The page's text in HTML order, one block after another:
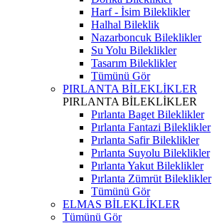
Harf - İsim Bileklikler
Halhal Bileklik
Nazarboncuk Bileklikler
Su Yolu Bileklikler
Tasarım Bileklikler
Tümünü Gör
PIRLANTA BİLEKLİKLER
PIRLANTA BİLEKLİKLER
Pırlanta Baget Bileklikler
Pırlanta Fantazi Bileklikler
Pırlanta Safir Bileklikler
Pırlanta Suyolu Bileklikler
Pırlanta Yakut Bileklikler
Pırlanta Zümrüt Bileklikler
Tümünü Gör
ELMAS BİLEKLİKLER
Tümünü Gör